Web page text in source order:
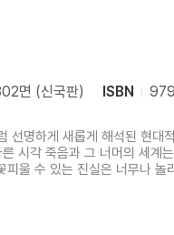
면 (신국판) ISBN
명하게 새롭게 해석된 현대적
시각 죽음과 그 너머의 세계
피울 수 있는 진실은 너무나 놀